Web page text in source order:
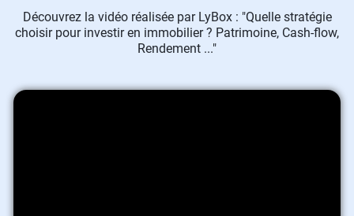
Découvrez la vidéo réalisée par LyBox : "Quelle stratégie
choisir pour investir en immobilier ? Patrimoine, Cash-flow,
Rendement ..."